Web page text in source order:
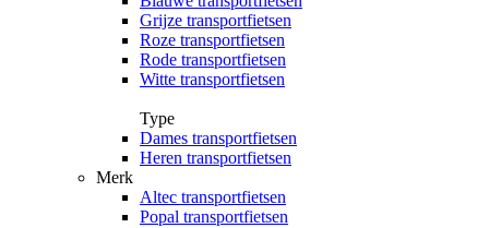
Grijze transportfietsen
Roze transportfietsen
Rode transportfietsen
Witte transportfietsen
Type
Dames transportfietsen
Heren transportfietsen
Merk
Altec transportfietsen
Popal transportfietsen